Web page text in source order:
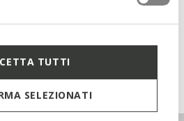
TUTTI
SELEZIONATI
like